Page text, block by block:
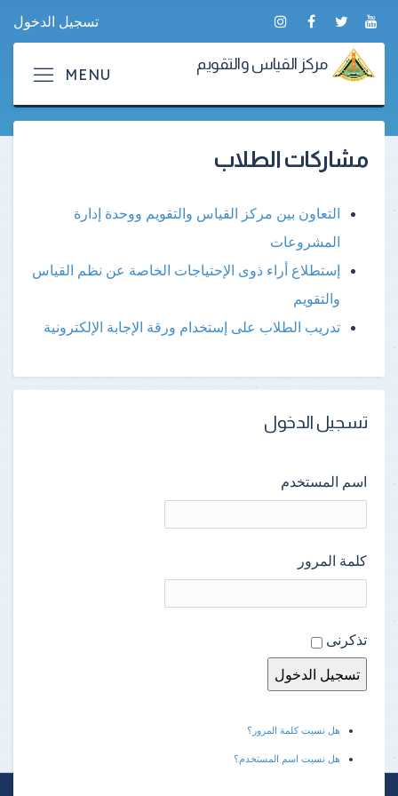
تسجيل الدخول
مركز القياس والتقويم
مشاركات الطلاب
التعاون بين مركز القياس والتقويم ووحدة إدارة
المشروعات
إستطلاع أراء ذوى الإحتياجات الخاصة عن نظم القياس
والتقويم
تدريب الطلاب على إستخدام ورقة الإجابة الإلكترونية
تسجيل الدخول
اسم المستخدم
كلمة المرور
تذكرنى
هل نسيت كلمة المرور؟
هل نسيت اسم المستخدم؟